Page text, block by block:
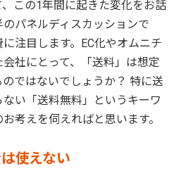
この1年間に起きた変化をお話
パネルディスカッションで
注目します。EC化やオムニチ
社にとって、「送料」は想定
ではないでしょうか？ 特に送
い「送料無料」というキーワ
考えを伺えればと思います。
使えない